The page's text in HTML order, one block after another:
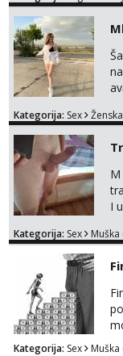
Kategorija: Sex
M
I
Kategorija: Sex
Kategorija: Sex